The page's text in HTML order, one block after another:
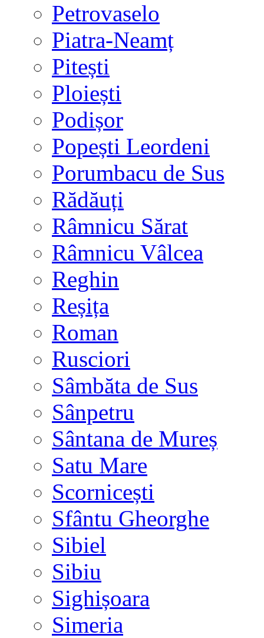
Petrovaselo
Piatra-Neamț
Pitești
Ploiești
Podișor
Popești Leordeni
Porumbacu de Sus
Rădăuți
Râmnicu Sărat
Râmnicu Vâlcea
Reghin
Reșița
Roman
Rusciori
Sâmbăta de Sus
Sânpetru
Sântana de Mureș
Satu Mare
Scornicești
Sfântu Gheorghe
Sibiel
Sibiu
Sighișoara
Simeria